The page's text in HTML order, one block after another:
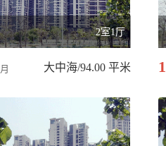
2室1厅
大中海/94.00 平米